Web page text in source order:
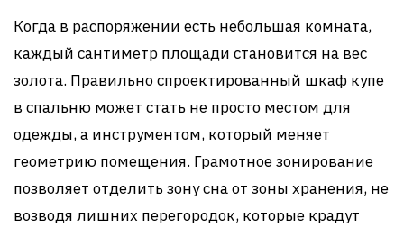
Когда в распоряжении есть небольшая комната,
каждый сантиметр площади становится на вес
золота. Правильно спроектированный шкаф купе
в спальню может стать не просто местом для
одежды, а инструментом, который меняет
геометрию помещения. Грамотное зонирование
позволяет отделить зону сна от зоны хранения, не
возводя лишних перегородок, которые крадут